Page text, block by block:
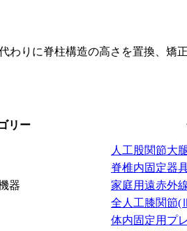
わりに脊柱構造の高さを置換、矯
リー
人工股関節大
脊椎内固定器
器 家庭用遠赤外
全人工膝関節
体内固定用プ